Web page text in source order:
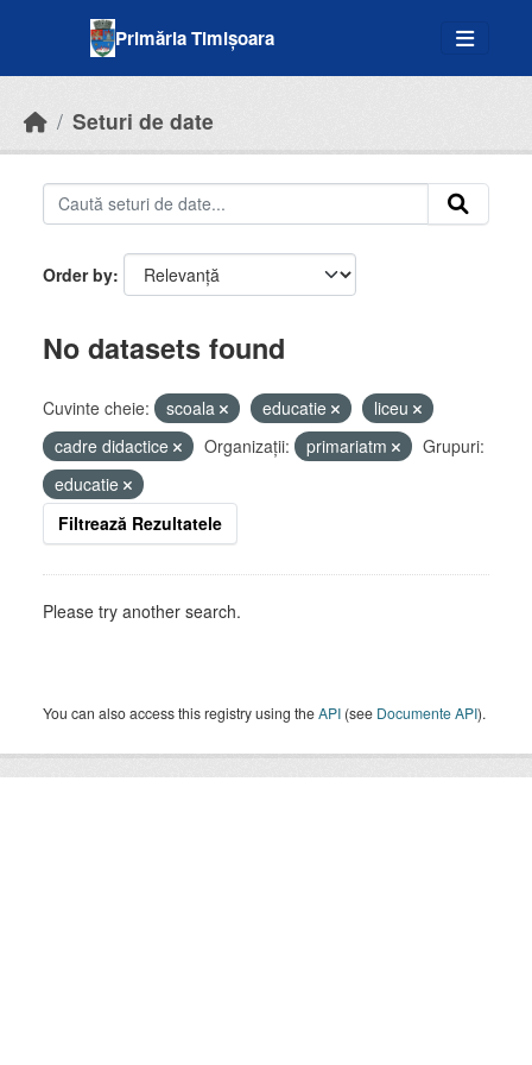
Primăria Timișoara
Seturi de date
Order by
No datasets found
Cuvinte cheie: scoala educatie
liceu
cadre didactice
Organizații: primariatm
Grupuri:
educatie
Filtrează Rezultatele
Please try another search.
You can also access this registry using theAPI (see Documente API).